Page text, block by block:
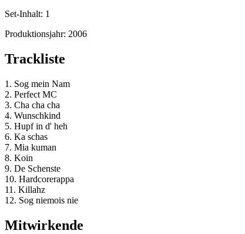
Set-Inhalt: 1
Produktionsjahr: 2006
Trackliste
1. Sog mein Nam
2. Perfect MC
3. Cha cha cha
4. Wunschkind
5. Hupf in d' heh
6. Ka schas
7. Mia kuman
8. Koin
9. De Schenste
10. Hardcorerappa
11. Killahz
12. Sog niemois nie
Mitwirkende